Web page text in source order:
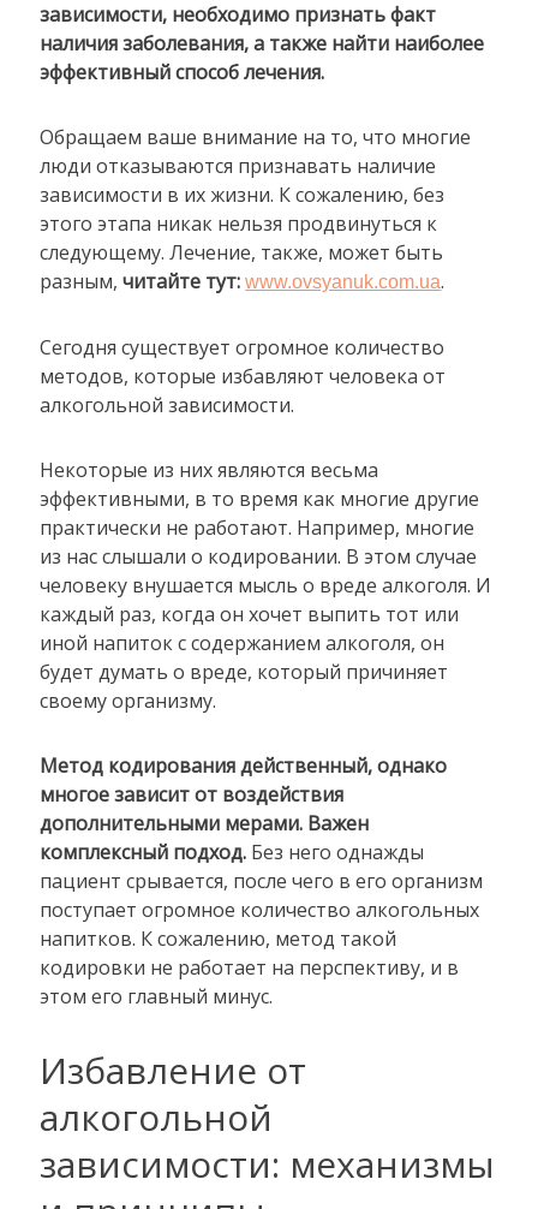
зависимости, необходимо признать факт
наличия заболевания, а также найти наиболее
эффективный способ лечения.
Обращаем ваше внимание на то, что многие
люди отказываются признавать наличие
зависимости в их жизни. К сожалению, без
этого этапа никак нельзя продвинуться к
следующему. Лечение, также, может быть
разным,читайте тут: www.ovsyanuk.com.ua.
Сегодня существует огромное количество
методов, которые избавляют человека от
алкогольной зависимости.
Некоторые из них являются весьма
эффективными, в то время как многие другие
практически не работают. Например, многие
из нас слышали о кодировании. В этом случае
человеку внушается мысль о вреде алкоголя. И
каждый раз, когда он хочет выпить тот или
иной напиток с содержанием алкоголя, он
будет думать о вреде, который причиняет
своему организму.
Метод кодирования действенный, однако
многое зависит от воздействия
дополнительными мерами. Важен
комплексный подход. Без него однажды
пациент срывается, после чего в его организм
поступает огромное количество алкогольных
напитков. К сожалению, метод такой
кодировки не работает на перспективу, и в
этом его главный минус.
Избавление от
алкогольной
зависимости: механизмы